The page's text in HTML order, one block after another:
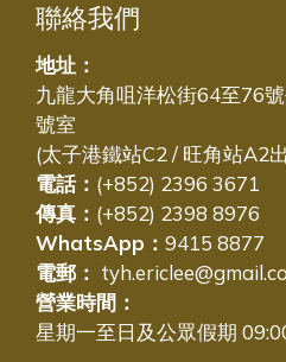
聯絡我們
地址：
九龍大角咀洋松街64至76
號室
(太子港鐵站C2 / 旺角站A2
電話： (+852) 2396 3671
傳真： (+852) 2398 8976
WhatsApp： 9415 8877
電郵：
營業時間：
星期一至日及公眾假期